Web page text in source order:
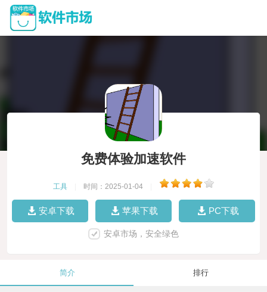
免费体验加速软件
工具 时间：2025-01-04
安卓下载 苹果下载 PC下载
安卓市场，安全绿色
简介 排行